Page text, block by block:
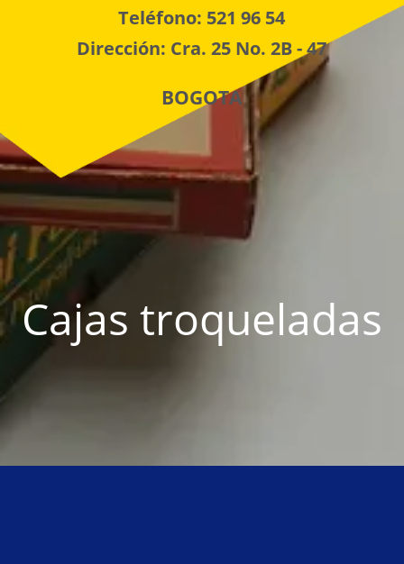
Teléfono: 521 96 54
Dirección: Cra. 25 No. 2B - 47
BOGOTA
Cajas troqueladas